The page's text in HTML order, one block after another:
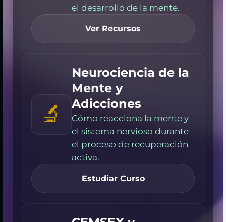
el desarrollo de la mente.
Ver Recursos
🔬
Neurociencia de la
Mente y
Adicciones
Cómo reacciona la mente y
el sistema nervioso durante
el proceso de recuperación
activa.
Estudiar Curso